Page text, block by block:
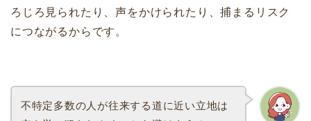
ろじろ見られたり、声をかけられたり、捕まるリスク
につながるからです。
不特定多数の人が往来する道に近い立地は